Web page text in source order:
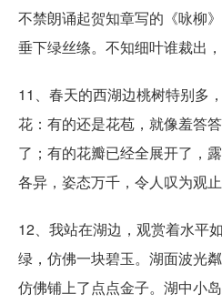
不禁朗诵起贺知章写的《咏柳
垂下绿丝绦。不知细叶谁裁出
11、春天的西湖边桃树特别多
花：有的还是花苞，就像羞答
了；有的花瓣已经全展开了，
各异，姿态万千，令人叹为观止
12、我站在湖边，观赏着水平
绿，仿佛一块碧玉。湖面波光
仿佛铺上了点点金子。湖中小